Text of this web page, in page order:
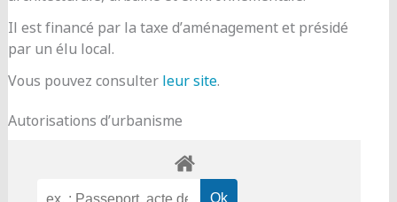
Il est financé par la taxe d’aménagement et présidé
par un élu local.
Vous pouvez consulter leur site.
Autorisations d’urbanisme